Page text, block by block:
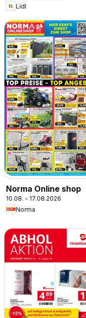
Lidl
Norma Online shop
10.08. - 17.08.2026
Norma